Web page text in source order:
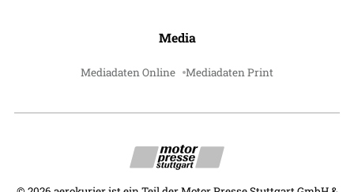
Media
Mediadaten Online Mediadaten Print